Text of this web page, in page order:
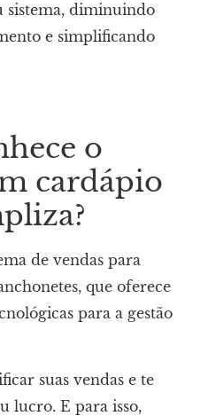
sistema, diminuindo
e simplificando
o
cardápio
de vendas para
que oferece
para a gestão
suas vendas e te
lucro. E para isso,